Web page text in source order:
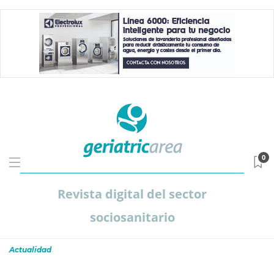
Revista digital del sector
sociosanitario
0
Actualidad